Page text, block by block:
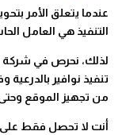
عندما يتعلق الأمر
التنفيذ هي العامل
لذلك، نحرص في شركة
تنفيذ نوافير بالدرعية
من تجهيز الموقع
أنت لا تحصل فقط